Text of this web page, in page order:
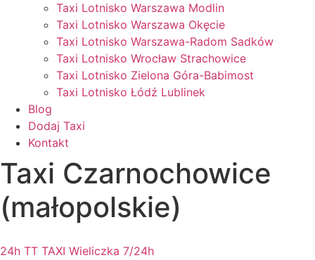
Taxi Lotnisko Warszawa Modlin
Taxi Lotnisko Warszawa Okęcie
Taxi Lotnisko Warszawa-Radom Sadków
Taxi Lotnisko Wrocław Strachowice
Taxi Lotnisko Zielona Góra-Babimost
Taxi Lotnisko Łódź Lublinek
Blog
Dodaj Taxi
Kontakt
Taxi Czarnochowice
(małopolskie)
24h TT TAXI Wieliczka 7/24h